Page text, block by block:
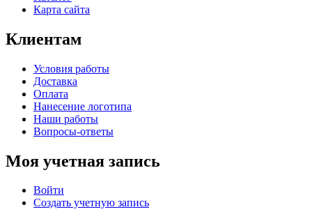
Карта сайта
Клиентам
Условия работы
Доставка
Оплата
Нанесение логотипа
Наши работы
Вопросы-ответы
Моя учетная запись
Войти
Создать учетную запись